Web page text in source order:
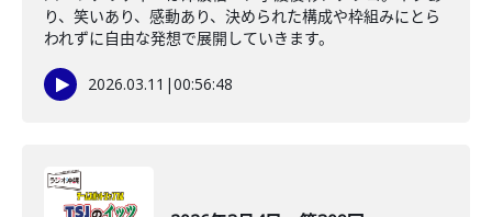
り、笑いあり、感動あり、決められた構成や枠組みにとら
われずに自由な発想で展開していきます。
2026.03.11 |00:56:48